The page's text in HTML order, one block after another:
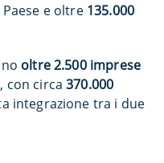
e oltre 135.000
oltre 2.500 imprese
, con circa370.000
integrazione tra i due